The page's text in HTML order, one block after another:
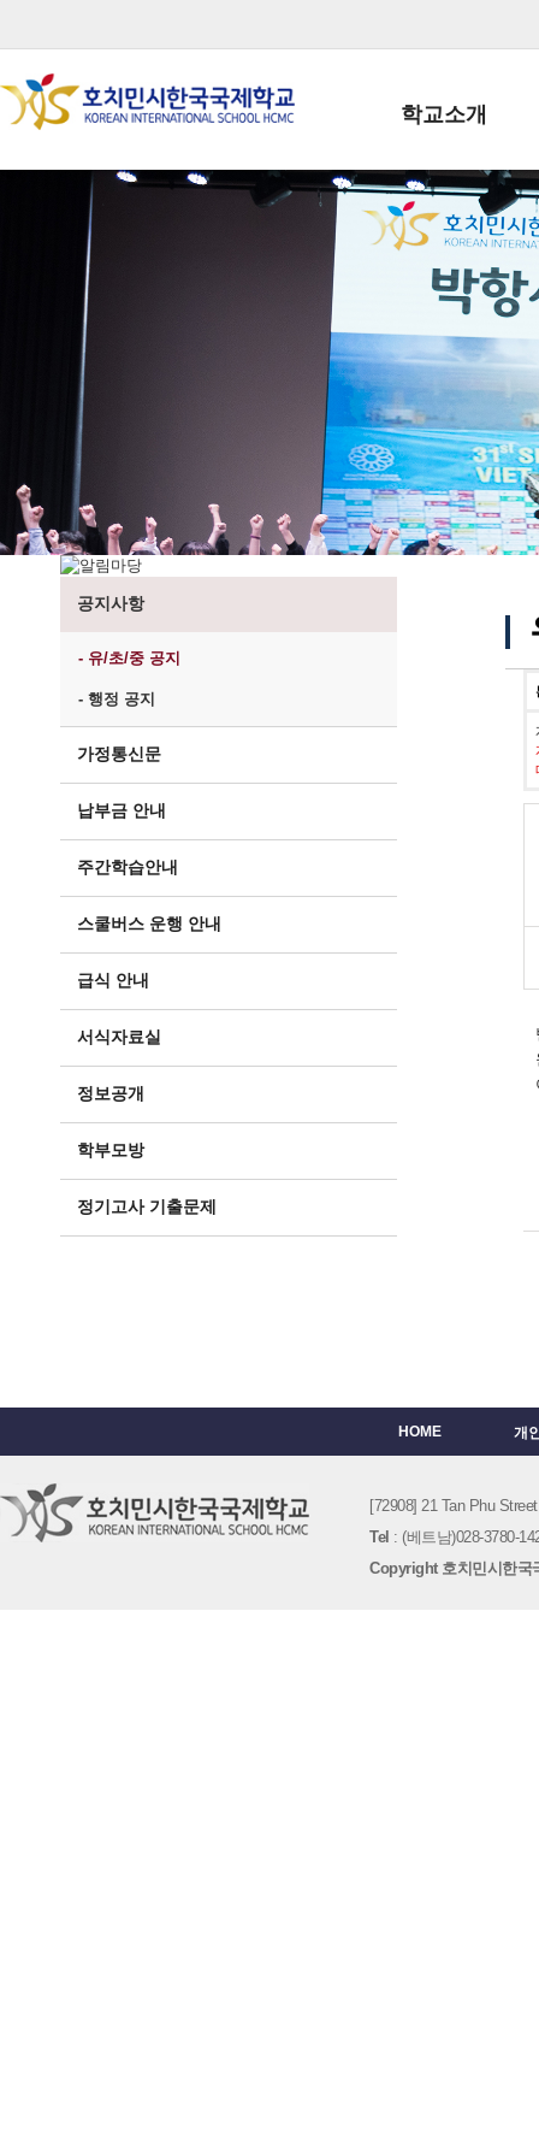
학교소개
학교장인사말
학생회장인사말
학교상징
학교 CI
교직원현황
학생현황
위치/전화
전경사진
공지사항
- 유/초/중 공지
- 행정 공지
가정통신문
납부금 안내
주간학습안내
스쿨버스 운행 안내
급식 안내
서식자료실
정보공개
학부모방
정기고사 기출문제
HOME 개
[72908] 21 Tan Phu
Tel : (베트남)028-3780-
Copyright 호치민시한국